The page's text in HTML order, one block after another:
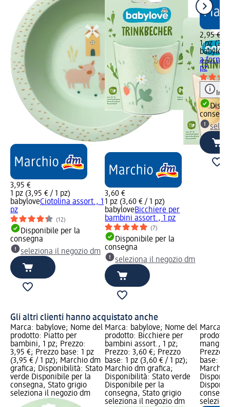
3,95 €
1 pz (3,95 € / 1 pz)
babyloveCiotolina assort., 1
pz
(12)
Disponibile per la
consegna
seleziona il negozio dm
3,60 €
1 pz (3,60 € / 1 pz)
babyloveBicchiere per
bambini assort., 1 pz
(7)
Disponibile per la
consegna
seleziona il negozio dm
2,95 €
1 pz
babylove
a forma
pz
Gli altri clienti hanno acquistato anche
Marca: babylove; Nome del
prodotto: Piatto per
bambini, 1 pz; Prezzo:
3,95 €; Prezzo base: 1 pz
(3,95 € / 1 pz); Marchio dm
grafica; Disponibilità: Stato
verde Disponibile per la
consegna, Stato grigio
seleziona il negozio dm
Marca: babylove; Nome del
prodotto: Bicchiere per
bambini assort., 1 pz;
Prezzo: 3,60 €; Prezzo
base: 1 pz (3,60 € / 1 pz);
Marchio dm grafica;
Disponibilità: Stato verde
Disponibile per la
consegna, Stato grigio
seleziona il negozio dm
Marca:
Prezzo:
base: 5
Marchio